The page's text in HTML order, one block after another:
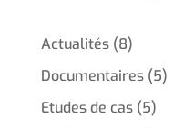
Actualités(8)
Documentaires(5)
Etudes de cas(5)